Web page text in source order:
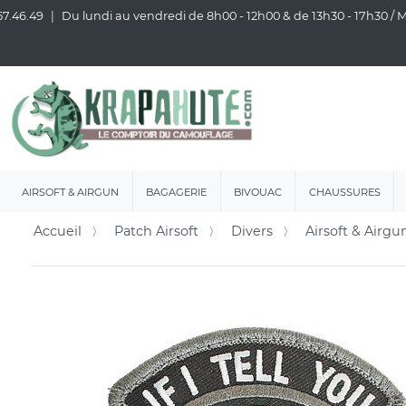
Du lundi au vendredi de 8h00 - 12h00 & de 13h30 - 17h30
AIRSOFT & AIRGUN BAGAGERIE BIVOUAC CHAUSSURES
Accueil Patch Airsoft Divers Airsoft &